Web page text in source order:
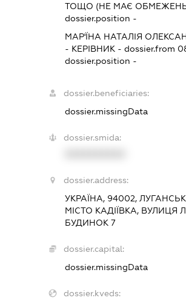
ТОЩО (НЕ МАЄ
dossier.position -
МАР'ЇНА НАТАЛІЯ
- КЕРІВНИК - dossier.from
dossier.position -
dossier.beneficiaries:
dossier.missingData
dossier.smida:
dossier.address:
УКРАЇНА, 94002,
МІСТО КАДІЇВКА, ВУЛИЦЯ
БУДИНОК 7
dossier.capital:
dossier.missingData
dossier.kveds: